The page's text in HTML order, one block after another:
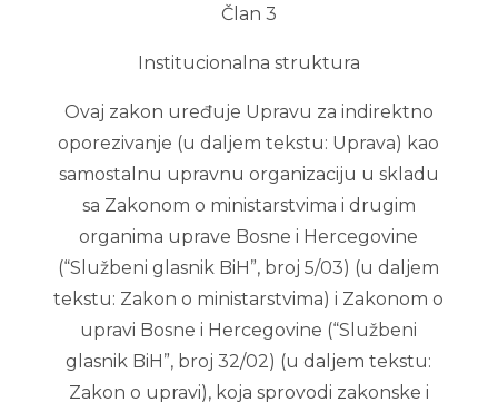
Član 3
Institucionalna struktura
Ovaj zakon uređuje Upravu za indirektno
oporezivanje (u daljem tekstu: Uprava) kao
samostalnu upravnu organizaciju u skladu
sa Zakonom o ministarstvima i drugim
organima uprave Bosne i Hercegovine
(“Službeni glasnik BiH”, broj 5/03) (u daljem
tekstu: Zakon o ministarstvima) i Zakonom o
upravi Bosne i Hercegovine (“Službeni
glasnik BiH”, broj 32/02) (u daljem tekstu:
Zakon o upravi), koja sprovodi zakonske i